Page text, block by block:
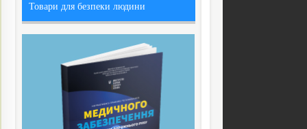
Товари для безпеки людини